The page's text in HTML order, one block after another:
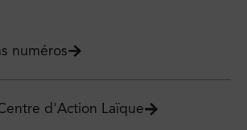
numéros
d'Action Laïque